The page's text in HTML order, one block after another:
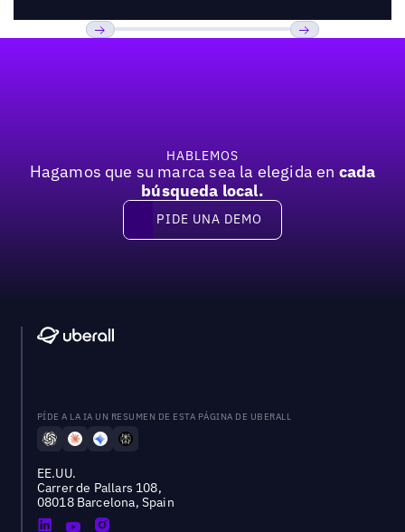
HABLEMOS
Hagamos que su marca sea la elegida en cada
búsqueda local.
Pide una demo
PIDE UNA DEMO
PÍDE A LA IA UN RESUMEN DE ESTA PÁGINA DE UBERALL
EE.UU.
Carrer de Pallars 108,
08018 Barcelona, Spain